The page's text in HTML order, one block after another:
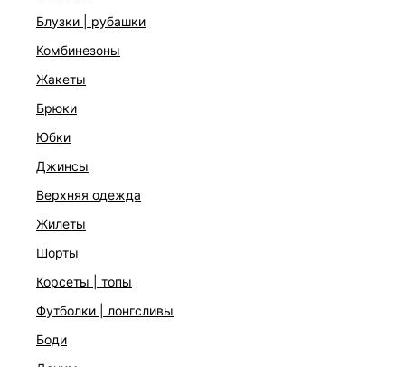
блузки | рубашки
комбинезоны
жакеты
брюки
юбки
джинсы
верхняя одежда
жилеты
шорты
корсеты | топы
футболки | лонгсливы
боди
ТРИКОТАЖНЫЕ БРЮКИ ИЗ ВИСКОЗЫ
ЭКСКЛЮЗИВНО ОНЛАЙН